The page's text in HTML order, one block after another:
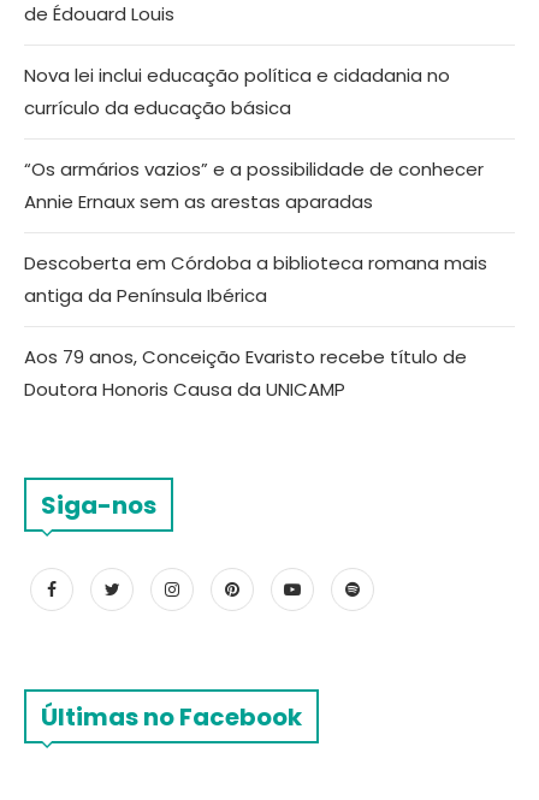
de Édouard Louis
Nova lei inclui educação política e cidadania no
currículo da educação básica
“Os armários vazios” e a possibilidade de conhecer
Annie Ernaux sem as arestas aparadas
Descoberta em Córdoba a biblioteca romana mais
antiga da Península Ibérica
Aos 79 anos, Conceição Evaristo recebe título de
Doutora Honoris Causa da UNICAMP
Siga-nos
Últimas no Facebook